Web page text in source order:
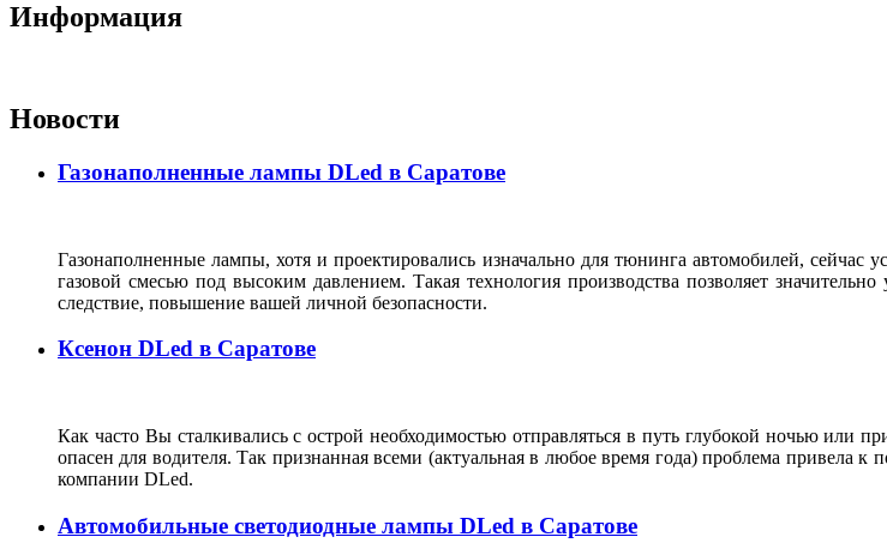
Информация
Новости
Газонаполненные лампы DLed в Саратове
Газонаполненные лампы, хотя и проектировались изначально для тюнинга автомобилей, сейчас
газовой смесью под высоким давлением. Такая технология производства позволяет
следствие, повышение вашей личной безопасности.
Ксенон DLed в Саратове
Как часто Вы сталкивались с острой необходимостью отправляться в путь глубокой ночью или
опасен для водителя. Так признанная всеми (актуальная в любое время года) проблема привела
компании DLed.
Автомобильные светодиодные лампы DLed в Саратове